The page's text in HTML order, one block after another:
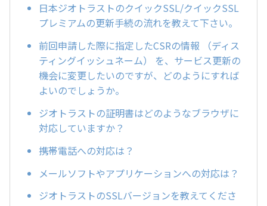
日本ジオトラストのクイックSSL/クイックSSL
プレミアムの更新手続の流れを教えて下さい。
前回申請した際に指定したCSRの情報 （ディス
ティングイッシュネーム） を、サービス更新の
機会に変更したいのですが、どのようにすれば
よいのでしょうか。
ジオトラストの証明書はどのようなブラウザに
対応していますか？
携帯電話への対応は？
メールソフトやアプリケーションへの対応は？
ジオトラストのSSLバージョンを教えてくださ